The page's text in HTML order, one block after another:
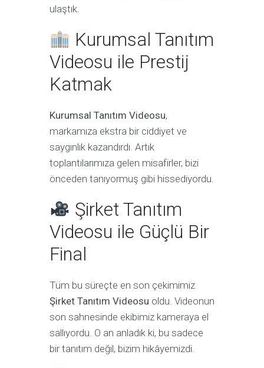
ulaştık.
Kurumsal Tanıtım
Videosu ile Prestij
Katmak
Kurumsal Tanıtım Videosu,
markamıza ekstra bir ciddiyet ve
saygınlık kazandırdı. Artık
toplantılarımıza gelen misafirler, bizi
önceden tanıyormuş gibi hissediyordu.
Şirket Tanıtım
Videosu ile Güçlü Bir
Final
Tüm bu süreçte en son çekimimiz
Şirket Tanıtım Videosu oldu. Videonun
son sahnesinde ekibimiz kameraya el
sallıyordu. O an anladık ki, bu sadece
bir tanıtım değil, bizim hikâyemizdi.